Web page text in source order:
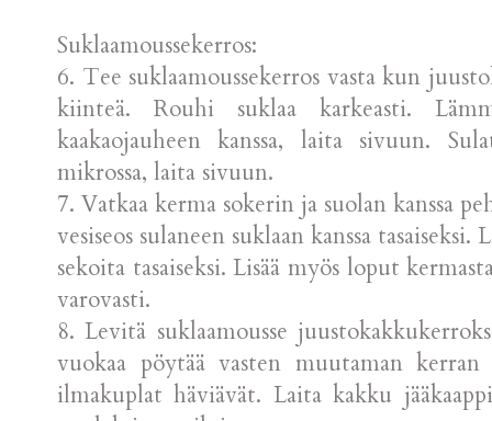
Suklaamoussekerros:
6. Tee suklaamoussekerros vasta kun
kiinteä. Rouhi suklaa karkeasti.
kaakaojauheen kanssa, laita sivuun.
mikrossa, laita sivuun.
7. Vatkaa kerma sokerin ja suolan kanssa
vesiseos sulaneen suklaan kanssa tasaiseksi.
sekoita tasaiseksi. Lisää myös loput
varovasti.
8. Levitä suklaamousse
vuokaa pöytää vasten muutaman
ilmakuplat häviävät. Laita kakku